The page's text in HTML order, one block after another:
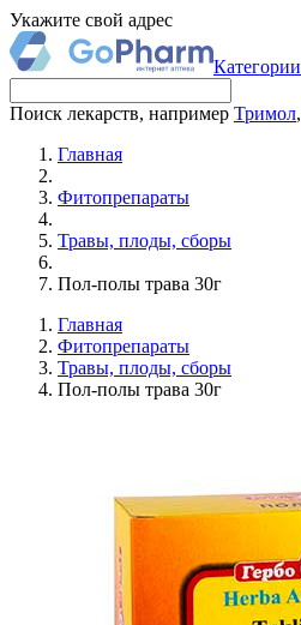
Укажите свой адрес
Категории
Поиск лекарств, например Тримол,
Главная
Фитопрепараты
Травы, плоды, сборы
Пол-полы трава 30г
Главная
Фитопрепараты
Травы, плоды, сборы
Пол-полы трава 30г